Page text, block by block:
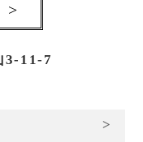
>
3-11-7
>